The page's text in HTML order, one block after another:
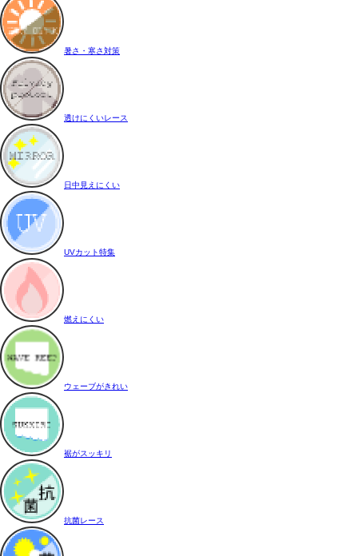
暑さ・寒さ対策
透けにくいレース
日中見えにくい
UVカット特集
燃えにくい
ウェーブがきれい
裾がスッキリ
抗菌レース